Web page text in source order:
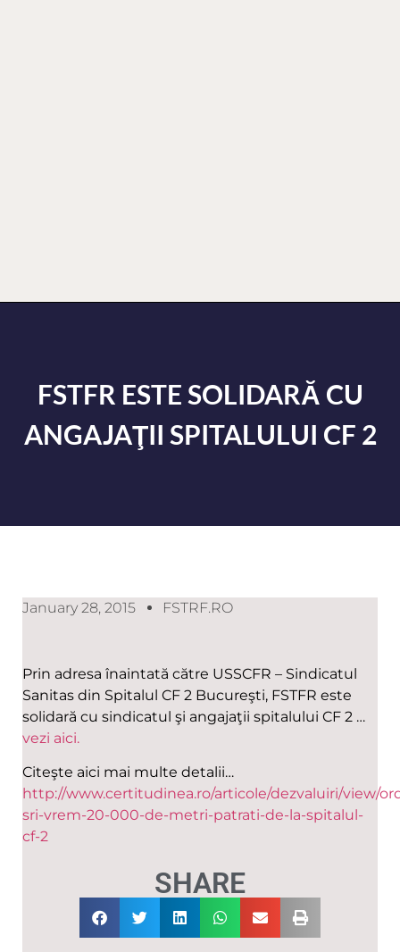
FSTFR ESTE SOLIDARĂ CU
ANGAJAŢII SPITALULUI CF 2
January 28, 2015 FSTRF.RO
Prin adresa înaintată către USSCFR – Sindicatul
Sanitas din Spitalul CF 2 Bucureşti, FSTFR este
solidară cu sindicatul şi angajaţii spitalului CF 2 …
vezi aici.
Citeşte aici mai multe detalii…
http://www.certitudinea.ro/articole/dezvaluiri/view/
sri-vrem-20-000-de-metri-patrati-de-la-spitalul-
cf-2
SHARE